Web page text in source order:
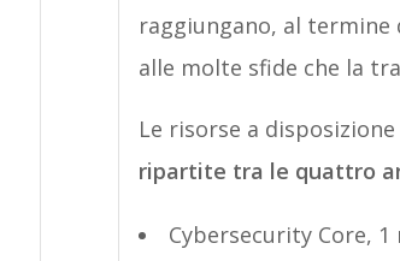
raggiungano, al termine
alle molte sfide che la
Le risorse a
ripartite tra le quattro
Cybersecurity Core,